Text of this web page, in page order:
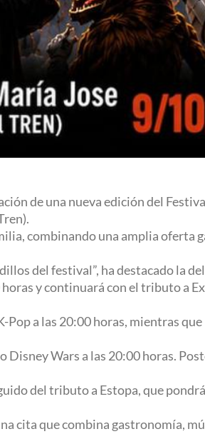
de una nueva edición del
combinando una amplia oferta
del festival”, ha destacado la
y continuará con el tributo a
a las 20:00 horas, mientras
Wars a las 20:00 horas.
del tributo a Estopa, que
cita que combina gastronomía,